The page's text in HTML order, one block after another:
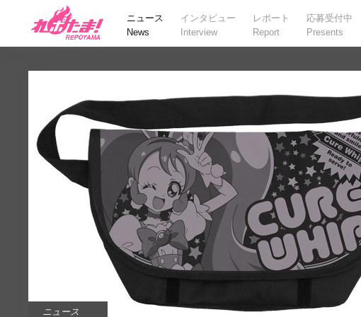
ニュース
News
インタビュー
Interview
レポート
Report
応募受付中
Presents
ニュース